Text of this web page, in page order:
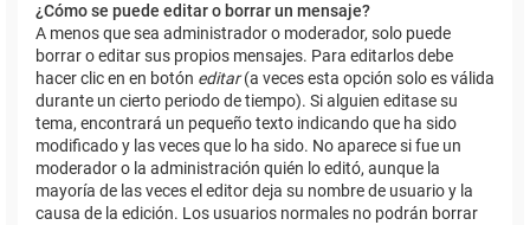
¿Cómo se puede editar o borrar un mensaje?
A menos que sea administrador o moderador, solo puede
borrar o editar sus propios mensajes. Para editarlos debe
hacer clic en en botón editar(a veces esta opción solo es válida
durante un cierto periodo de tiempo). Si alguien editase su
tema, encontrará un pequeño texto indicando que ha sido
modificado y las veces que lo ha sido. No aparece si fue un
moderador o la administración quién lo editó, aunque la
mayoría de las veces el editor deja su nombre de usuario y la
causa de la edición. Los usuarios normales no podrán borrar